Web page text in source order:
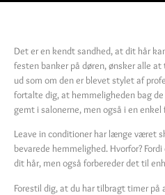
Det er en kendt sandhed, at dit hår
festen banker på døren, ønsker alle
ud som om den er blevet stylet af
fortalte dig, at hemmeligheden bag
gemt i salonerne, men også i en
Leave in conditioner har længe været
bevarede hemmelighed. Hvorfor?
dit hår, men også forbereder det til
Forestil dig, at du har tilbragt timer